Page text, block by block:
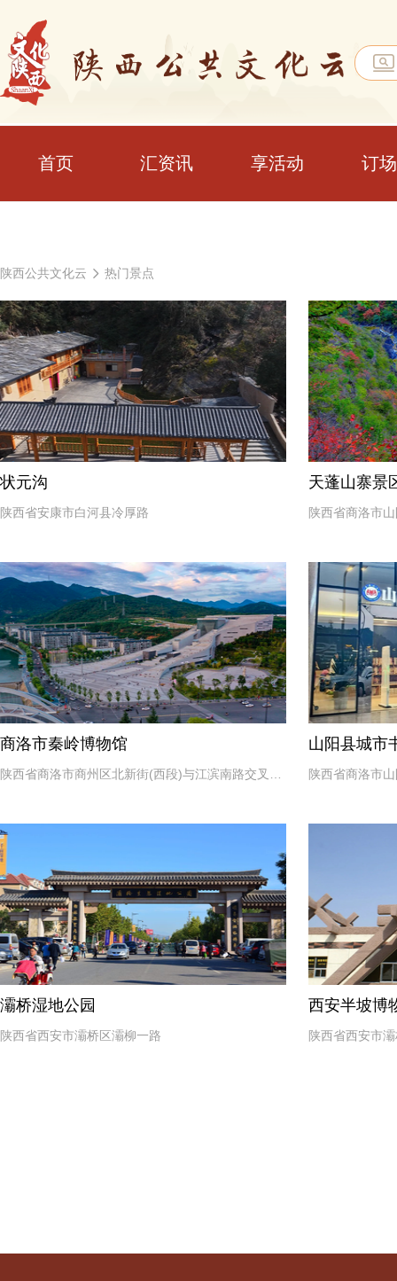
首页 汇资讯 享活动 订
陕西公共文化云 热门景点
状元沟
陕西省安康市白河县冷厚路
天蓬山寨景
陕西省商洛市
商洛市秦岭博物馆
陕西省商洛市商州区北新街(西段)与江滨南路交叉口
山阳县城市
陕西省商洛市
灞桥湿地公园
陕西省西安市灞桥区灞柳一路
西安半坡博
陕西省西安市